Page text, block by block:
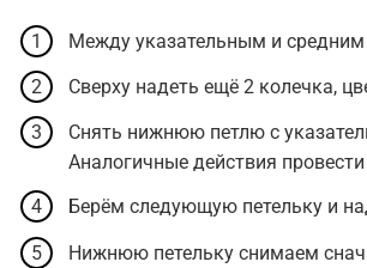
Между указательным и
Сверху надеть ещё 2 колечка,
Снять нижнюю петлю с
Аналогичные действия
Берём следующую петельку и
Нижнюю петельку снимаем